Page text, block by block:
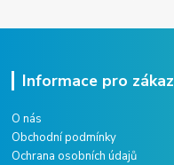
Informace pro
O nás
Obchodní podmínky
Ochrana osobních údajů